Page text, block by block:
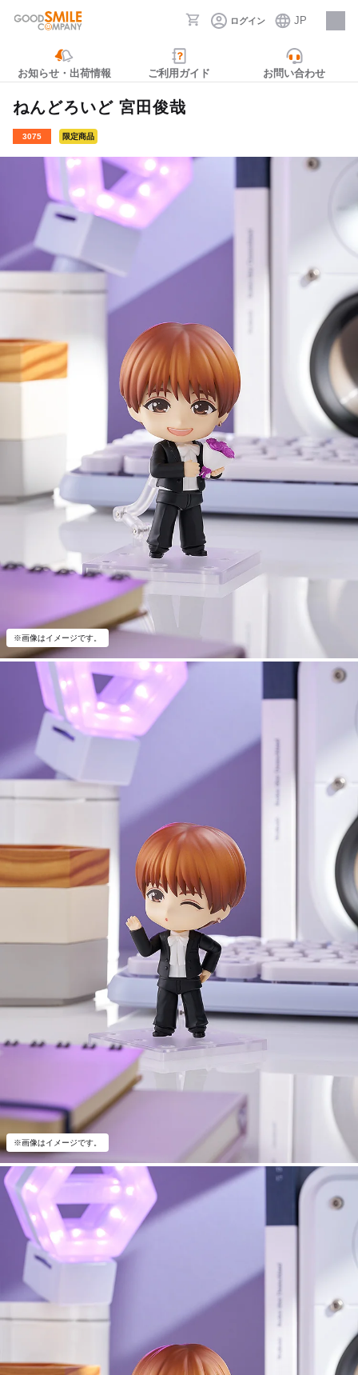
ログイン JP
採用情報
お知らせ・出荷情報 ご利用ガイド お問い合わせ
ねんどろいど 宮田俊哉
3075 限定商品
※画像はイメージです。
※画像はイメージです。